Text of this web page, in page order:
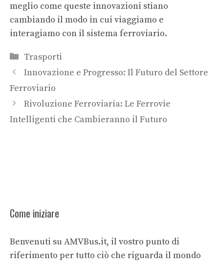
meglio come queste innovazioni stiano
cambiando il modo in cui viaggiamo e
interagiamo con il sistema ferroviario.
Categorie
Trasporti
Innovazione e Progresso: Il Futuro del Settore
Ferroviario
Rivoluzione Ferroviaria: Le Ferrovie
Intelligenti che Cambieranno il Futuro
Come iniziare
Benvenuti su AMVBus.it, il vostro punto di
riferimento per tutto ciò che riguarda il mondo